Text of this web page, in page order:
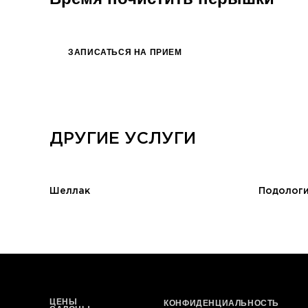
ЗАПИСАТЬСЯ НА ПРИЕМ
ДРУГИЕ УСЛУГИ
Шеллак
ЦЕНЫ КОНФИДЕНЦИАЛЬНОСТЬ